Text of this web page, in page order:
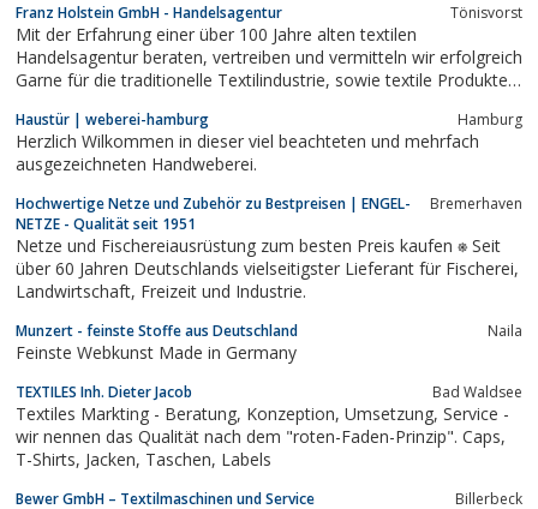
Franz Holstein GmbH - Handelsagentur Tönisvorst
Mit der Erfahrung einer über 100 Jahre alten textilen
Handelsagentur beraten, vertreiben und vermitteln wir erfolgreich
Garne für die traditionelle Textilindustrie, sowie textile Produkte
Haustür | weberei-hamburg Hamburg
Herzlich Wilkommen in dieser viel beachteten und mehrfach
ausgezeichneten Handweberei.
Hochwertige Netze und Zubehör zu Bestpreisen | ENGEL-
NETZE - Qualität seit 1951
Bremerhaven
Netze und Fischereiausrüstung zum besten Preis kaufen ⎈ Seit
über 60 Jahren Deutschlands vielseitigster Lieferant für Fischerei,
Landwirtschaft, Freizeit und Industrie.
Munzert - feinste Stoffe aus Deutschland Naila
Feinste Webkunst Made in Germany
TEXTILES Inh. Dieter Jacob Bad Waldsee
Textiles Markting - Beratung, Konzeption, Umsetzung, Service -
wir nennen das Qualität nach dem "roten-Faden-Prinzip". Caps,
T-Shirts, Jacken, Taschen, Labels
Bewer GmbH – Textilmaschinen und Service Billerbeck